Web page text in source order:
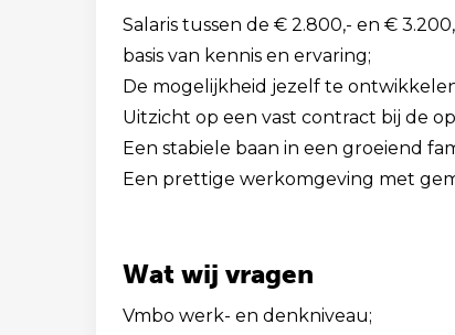
Salaris tussen de € 2.800,- en €
basis van kennis en ervaring;
De mogelijkheid jezelf te
Uitzicht op een vast contract bij de
Een stabiele baan in een groeiend
Een prettige werkomgeving met
Wat wij vragen
Vmbo werk- en denkniveau;